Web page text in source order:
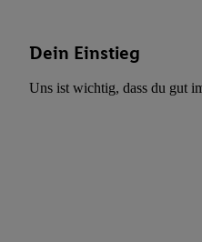
Dein Einstieg
Uns ist wichtig, dass du gut